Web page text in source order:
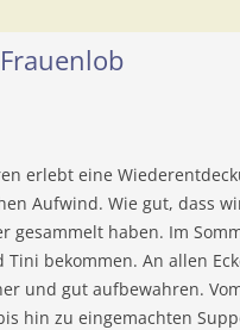
erlebt eine
Aufwind. Wie gut, dass
gesammelt haben. Im
bekommen. An allen
und gut aufbewahren.
hin zu eingemachten